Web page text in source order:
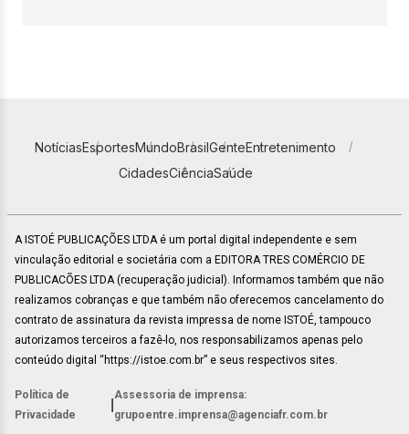
NotíciasEsportesMundoBrasilGenteEntretenimento
CidadesCiênciaSaúde
A ISTOÉ PUBLICAÇÕES LTDA é um portal digital independente e sem
vinculação editorial e societária com a EDITORA TRES COMÉRCIO DE
PUBLICACÕES LTDA (recuperação judicial). Informamos também que não
realizamos cobranças e que também não oferecemos cancelamento do
contrato de assinatura da revista impressa de nome ISTOÉ, tampouco
autorizamos terceiros a fazê-lo, nos responsabilizamos apenas pelo
conteúdo digital “https://istoe.com.br” e seus respectivos sites.
Política de
Privacidade
Assessoria de imprensa:
grupoentre.imprensa@agenciafr.com.br